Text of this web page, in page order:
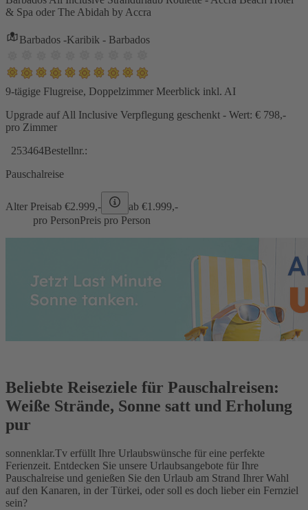
& Spa oder The Abidah by Accra
Barbados -Karibik - Barbados
9-tägige Flugreise, Doppelzimmer Meerblick inkl. AI
Upgrade auf All Inclusive Verpflegung geschenkt - Wert: € 798,-
pro Zimmer
253464Bestellnr.:
Pauschalreise
Alter Preisab €2.999,- ab €1.999,-
pro PersonPreis pro Person
Beliebte Reiseziele für Pauschalreisen:
Weiße Strände, Sonne satt und Erholung
pur
sonnenklar.Tv erfüllt Ihre Urlaubswünsche für eine perfekte
Ferienzeit. Entdecken Sie unsere Urlaubsangebote für Ihre
Pauschalreise und genießen Sie den Urlaub am Strand Ihrer Wahl
auf den Kanaren, in der Türkei, oder soll es doch lieber ein Fernziel
sein?